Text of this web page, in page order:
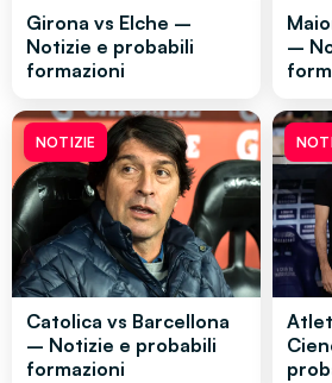
Girona vs Elche –
Notizie e probabili
formazioni
–
NOTIZIE
Catolica vs Barcellona
– Notizie e probabili
formazioni